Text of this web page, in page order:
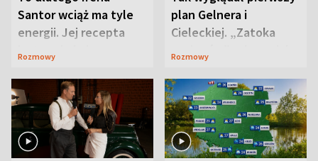
Santor wciąż ma tyle
energii. Jej recepta
jest zaskakująco
Rozmowy
plan Gelnera i
Cieleckiej. „Zatoka
szpiegów” od razu ich
Rozmowy